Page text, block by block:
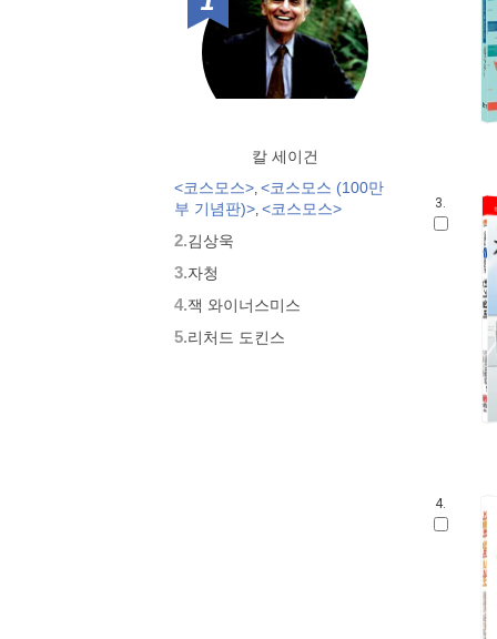
칼 세이건
<코스모스>, <코스모스 (100만
부 기념판)>, <코스모스>
2.김상욱
3.자청
4.잭 와이너스미스
5.리처드 도킨스
3.
4.